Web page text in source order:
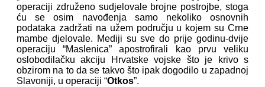
operaciji združeno sudjelovale brojne postrojbe, stoga
ću se osim navođenja samo nekoliko osnovnih
podataka zadržati na užem području u kojem su Crne
mambe djelovale. Mediji su sve do prije godinu-dvije
operaciju “Maslenica” apostrofirali kao prvu veliku
oslobodilačku akciju Hrvatske vojske što je krivo s
obzirom na to da se takvo što ipak dogodilo u zapadnoj
Slavoniji, u operaciji “Otkos”.